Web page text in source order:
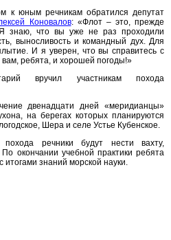
к юным речникам обратился депутат
Коновалов: «Флот – это, прежде
знаю, что вы уже не раз проходили
выносливость и командный дух. Для
И я уверен, что вы справитесь с
ребята, и хорошей погоды!»
вручил участникам похода
двенадцати дней «меридианцы»
на берегах которых планируются
Шера и селе Устье Кубенское.
речники будут нести вахту,
окончании учебной практики ребята
итогами знаний морской науки.